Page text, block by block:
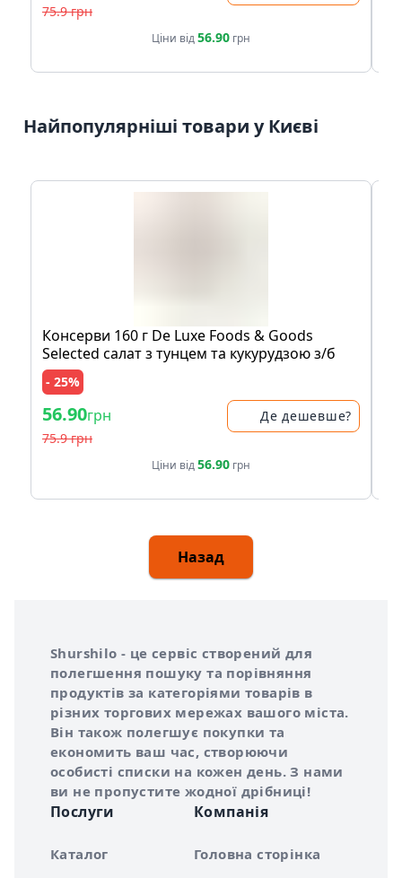
75.9 грн
Ціни від56.90 грн
Найпопулярніші товари у Києві
Консерви 160 г De Luxe Foods & Goods
Selected салат з тунцем та кукурудзою з/б
- 25%
56.90грн
75.9 грн
Де дешевше?
Ціни від56.90 грн
Назад
Про сервіс Shurshilo
Shurshilo - це сервіс створений для
полегшення пошуку та порівняння
продуктів за категоріями товарів в
різних торгових мережах вашого міста.
Він також полегшує покупки та
економить ваш час, створюючи
особисті списки на кожен день. З нами
ви не пропустите жодної дрібниці!
Послуги
Каталог
Компанія
Головна сторінка